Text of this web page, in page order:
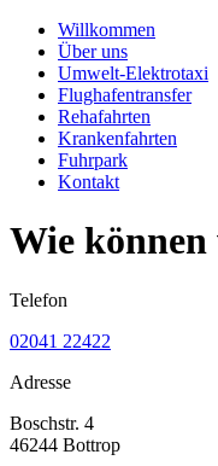
Willkommen
Über uns
Umwelt-Elektrotaxi
Flughafentransfer
Rehafahrten
Krankenfahrten
Fuhrpark
Kontakt
Wie
Telefon
02041 22422
Adresse
Boschstr. 4
46244 Bottrop